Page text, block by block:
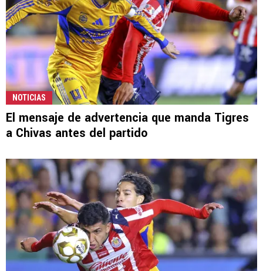
NOTICIAS
El mensaje de advertencia que manda Tigres
a Chivas antes del partido